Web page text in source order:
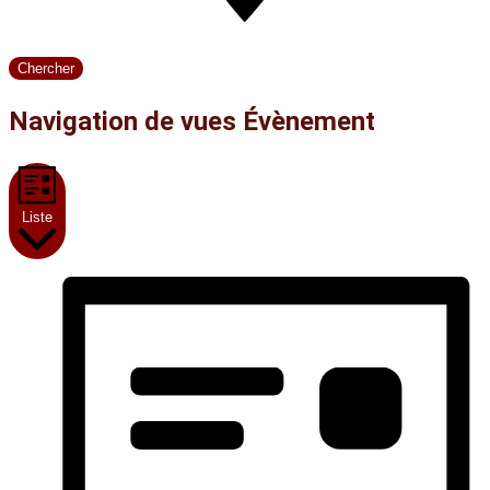
Chercher
Navigation de vues Évènement
Liste